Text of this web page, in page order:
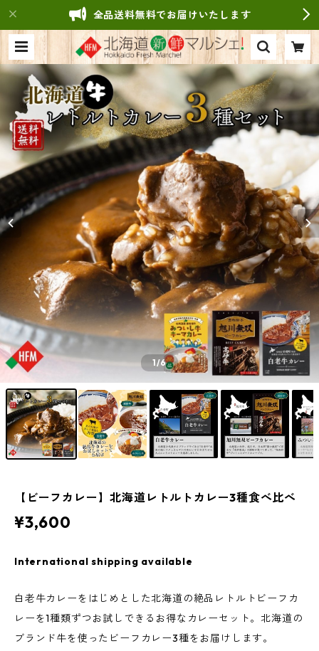
全品送料無料でお届けいたします
1/6
【ビーフカレー】北海道レトルトカレー3種食べ比べ
¥3,600
International shipping available
白老牛カレーをはじめとした北海道の絶品レトルトビーフカ
レーを1種類ずつお試しできるお得なカレーセット。北海道の
ブランド牛を使ったビーフカレー3種をお届けします。